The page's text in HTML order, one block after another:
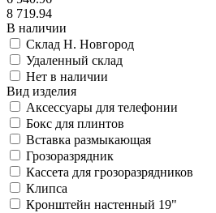
8 719.94
В наличии
Склад Н. Новгород
Удаленный склад
Нет в наличии
Вид изделия
Аксессуары для телефонии
Бокс для плинтов
Вставка размыкающая
Грозоразрядник
Кассета для грозоразрядников
Клипса
Кронштейн настенный 19"